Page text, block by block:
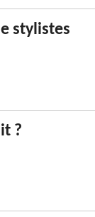
stylistes
?